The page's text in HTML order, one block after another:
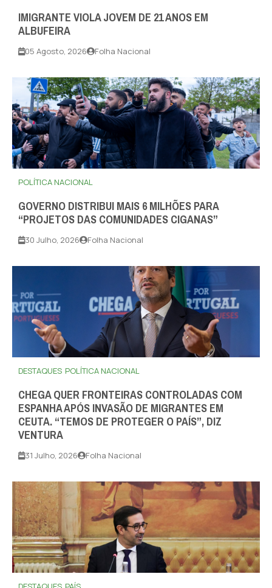
IMIGRANTE VIOLA JOVEM DE 21 ANOS EM
ALBUFEIRA
05 Agosto, 2026 Folha Nacional
POLÍTICA NACIONAL
GOVERNO DISTRIBUI MAIS 6 MILHÕES PARA
“PROJETOS DAS COMUNIDADES CIGANAS”
30 Julho, 2026 Folha Nacional
DESTAQUES POLÍTICA NACIONAL
CHEGA QUER FRONTEIRAS CONTROLADAS COM
ESPANHA APÓS INVASÃO DE MIGRANTES EM
CEUTA. “TEMOS DE PROTEGER O PAÍS”, DIZ
VENTURA
31 Julho, 2026 Folha Nacional